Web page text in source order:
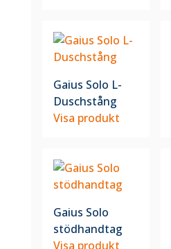
Gaius Solo L-
Duschstång
Visa produkt
Gaius Solo
stödhandtag
Visa produkt